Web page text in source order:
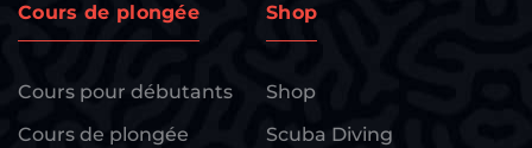
Cours de plongée
Cours pour débutants
Cours de plongée
Shop
Shop
Scuba Diving